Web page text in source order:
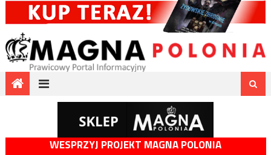
WESPRZYJ PROJEKT MAGNA POLONIA